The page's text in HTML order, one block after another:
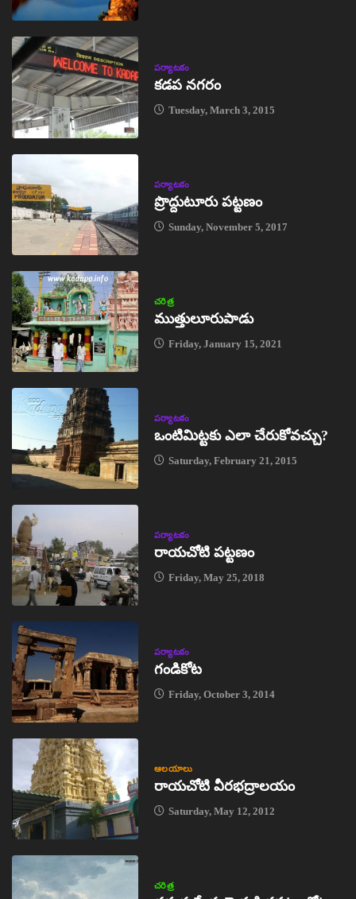
పర్యాటకం
కడప నగరం
Tuesday, March 3, 2015
పర్యాటకం
ప్రొద్దుటూరు పట్టణం
Sunday, November 5, 2017
చరిత్ర
ముత్తులూరుపాడు
Friday, January 15, 2021
పర్యాటకం
ఒంటిమిట్టకు ఎలా చేరుకోవచ్చు?
Saturday, February 21, 2015
పర్యాటకం
రాయచోటి పట్టణం
Friday, May 25, 2018
పర్యాటకం
గండికోట
Friday, October 3, 2014
ఆలయాలు
రాయచోటి వీరభద్రాలయం
Saturday, May 12, 2012
చరిత్ర